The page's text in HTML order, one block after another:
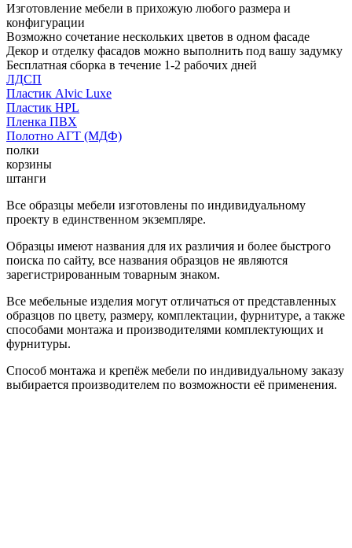
Изготовление мебели в прихожую любого размера и
конфигурации
Возможно сочетание нескольких цветов в одном фасаде
Декор и отделку фасадов можно выполнить под вашу задумку
Бесплатная сборка в течение 1-2 рабочих дней
ЛДСП
Пластик Alvic Luxe
Пластик HPL
Пленка ПВХ
Полотно АГТ (МДФ)
полки
корзины
штанги
Все образцы мебели изготовлены по индивидуальному
проекту в единственном экземпляре.
Образцы имеют названия для их различия и более быстрого
поиска по сайту, все названия образцов не являются
зарегистрированным товарным знаком.
Все мебельные изделия могут отличаться от представленных
образцов по цвету, размеру, комплектации, фурнитуре, а также
способами монтажа и производителями комплектующих и
фурнитуры.
Способ монтажа и крепёж мебели по индивидуальному заказу
выбирается производителем по возможности её применения.